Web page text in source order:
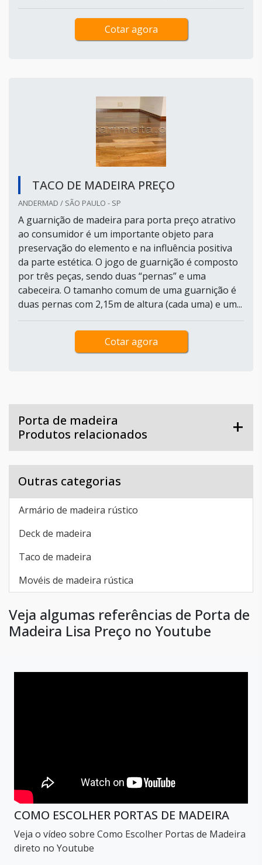
Cotar agora
TACO DE MADEIRA PREÇO
ANDERMAD / SÃO PAULO - SP
A guarnição de madeira para porta preço atrativo
ao consumidor é um importante objeto para
preservação do elemento e na influência positiva
da parte estética. O jogo de guarnição é composto
por três peças, sendo duas “pernas” e uma
cabeceira. O tamanho comum de uma guarnição é
duas pernas com 2,15m de altura (cada uma) e um...
Cotar agora
Porta de madeira
Produtos relacionados
Outras categorias
Armário de madeira rústico
Deck de madeira
Taco de madeira
Movéis de madeira rústica
Veja algumas referências de Porta de
Madeira Lisa Preço no Youtube
COMO ESCOLHER PORTAS DE MADEIRA
Veja o vídeo sobre Como Escolher Portas de Madeira
direto no Youtube